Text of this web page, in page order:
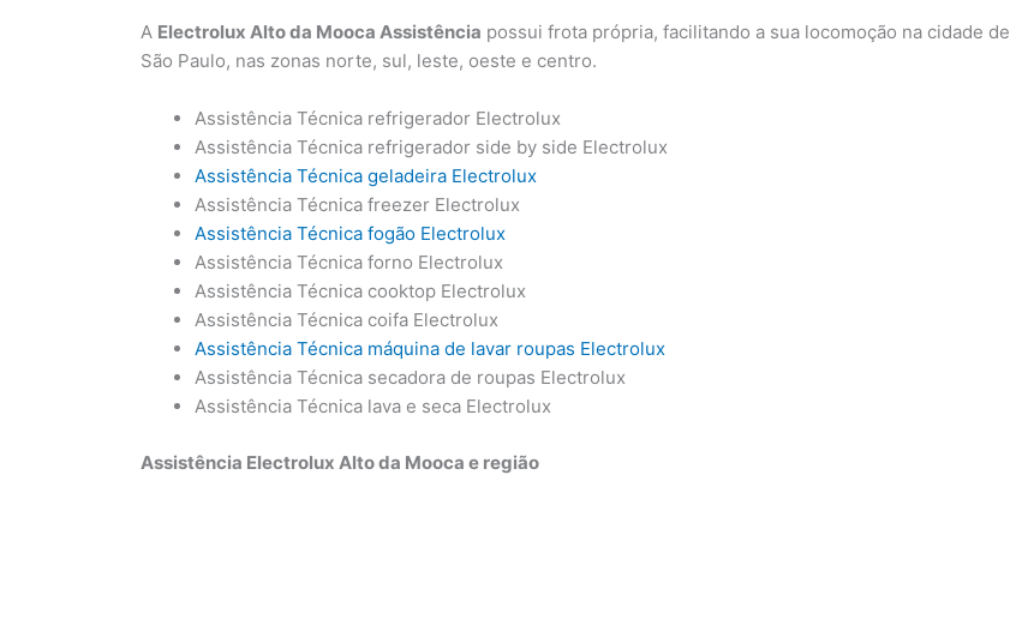
A Electrolux Alto da Mooca Assistência possui frota própria, facilitando a sua locomoção na cidade de
São Paulo, nas zonas norte, sul, leste, oeste e centro.
Assistência Técnica refrigerador Electrolux
Assistência Técnica refrigerador side by side Electrolux
Assistência Técnica geladeira Electrolux
Assistência Técnica freezer Electrolux
Assistência Técnica fogão Electrolux
Assistência Técnica forno Electrolux
Assistência Técnica cooktop Electrolux
Assistência Técnica coifa Electrolux
Assistência Técnica máquina de lavar roupas Electrolux
Assistência Técnica secadora de roupas Electrolux
Assistência Técnica lava e seca Electrolux
Assistência Electrolux Alto da Mooca e região